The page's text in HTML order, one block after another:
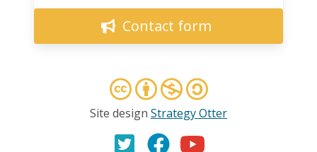
Contact form
Site design Strategy Otter